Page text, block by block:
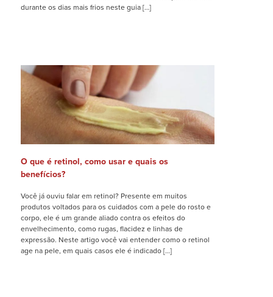
durante os dias mais frios neste guia […]
O que é retinol, como usar e quais os
benefícios?
Você já ouviu falar em retinol? Presente em muitos
produtos voltados para os cuidados com a pele do rosto e
corpo, ele é um grande aliado contra os efeitos do
envelhecimento, como rugas, flacidez e linhas de
expressão. Neste artigo você vai entender como o retinol
age na pele, em quais casos ele é indicado […]